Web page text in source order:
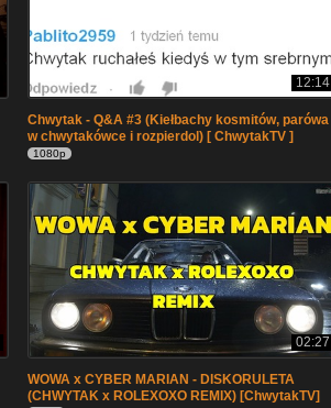
12:14
Chwytak - Q&A #3 (Kiełbachy kosmitów, parówa
w chwytakówce i rozpierdol) [ ChwytakTV ]
1080p
02:27
WOWA x CYBER MARIAN - DISKORULETA
(CHWYTAK x ROLEXOXO REMIX) [ChwytakTV]